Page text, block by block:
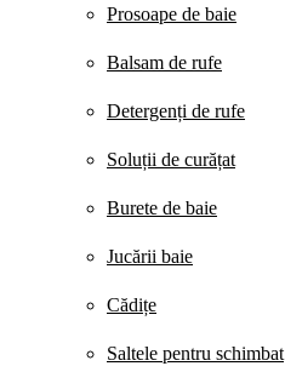
Prosoape de baie
Balsam de rufe
Detergenți de rufe
Soluții de curățat
Burete de baie
Jucării baie
Cădițe
Saltele pentru schimbat